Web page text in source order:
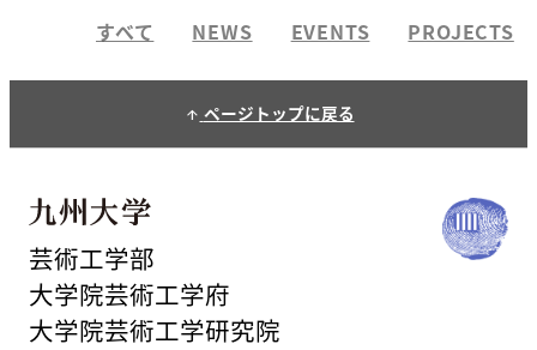
すべて NEWS EVENTS PROJECTS
arrow_upward ページトップに戻る
芸術工学部
大学院芸術工学府
大学院芸術工学研究院